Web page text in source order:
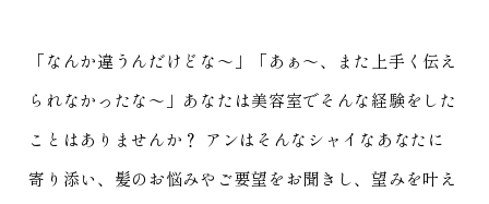
「なんか違うんだけどな～」「あぁ～、また上手く伝え
られなかったな～」 あなたは美容室でそんな経験をした
ことはありませんか？ アンはそんなシャイなあなたに
寄り添い、髪のお悩みやご要望をお聞きし、望みを叶え